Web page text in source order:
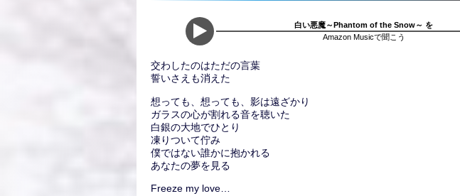
白い悪魔～Phantom of the Snow～ を
Amazon Musicで聞こう
交わしたのはただの言葉
誓いさえも消えた
想っても、想っても、影は遠ざかり
ガラスの心が割れる音を聴いた
白銀の大地でひとり
凍りついて佇み
僕ではない誰かに抱かれる
あなたの夢を見る
Freeze my love…